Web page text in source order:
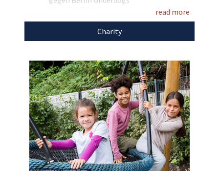
weitereeinzigartige Auktionenfür den guten
Rahmenfarbe: schwarz
Glasfarbe: orange
SOS-Kinderdorf.
read more
Charity